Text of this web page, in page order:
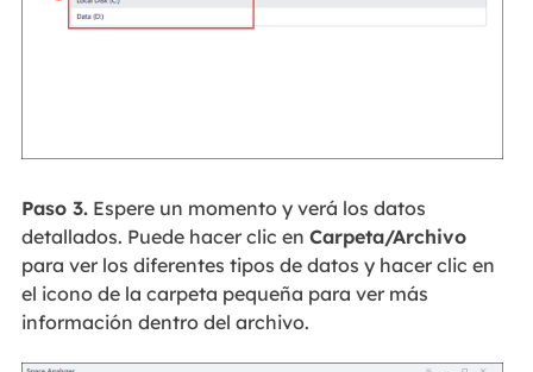
Paso 3.Espere un momento y verá los datos
detallados. Puede hacer clic en Carpeta/Archivo
para ver los diferentes tipos de datos y hacer clic en
el icono de la carpeta pequeña para ver más
información dentro del archivo.